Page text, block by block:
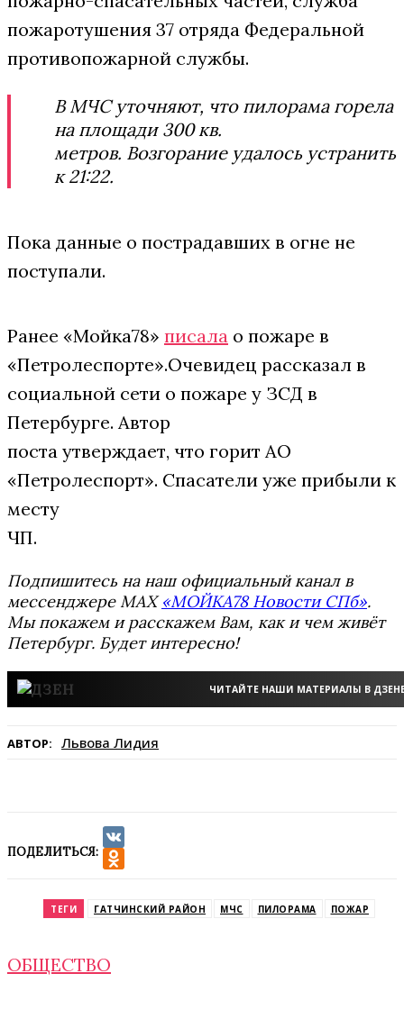
пожаротушения 37 отряда Федеральной
противопожарной службы.
В МЧС уточняют, что пилорама горела
на площади 300 кв.
метров. Возгорание удалось устранить
к 21:22.
Пока данные о пострадавших в огне не
поступали.
Ранее «Мойка78» писала о пожаре в
«Петролеспорте».Очевидец рассказал в
социальной сети о пожаре у ЗСД в
Петербурге. Автор
поста утверждает, что горит АО
«Петролеспорт». Спасатели уже прибыли к
месту
ЧП.
Подпишитесь на наш официальный канал в
мессенджере MAX«МОЙКА78 Новости СПб».
Мы покажем и расскажем Вам, как и чем живёт
Петербург. Будет интересно!
ЧИТАЙТЕ НАШИ МАТЕРИАЛЫ В
АВТОР: Львова Лидия
ПОДЕЛИТЬСЯ:
VK
ТЕГИ ГАТЧИНСКИЙ РАЙОН МЧС ПИЛОРАМА ПОЖАР
ОБЩЕСТВО